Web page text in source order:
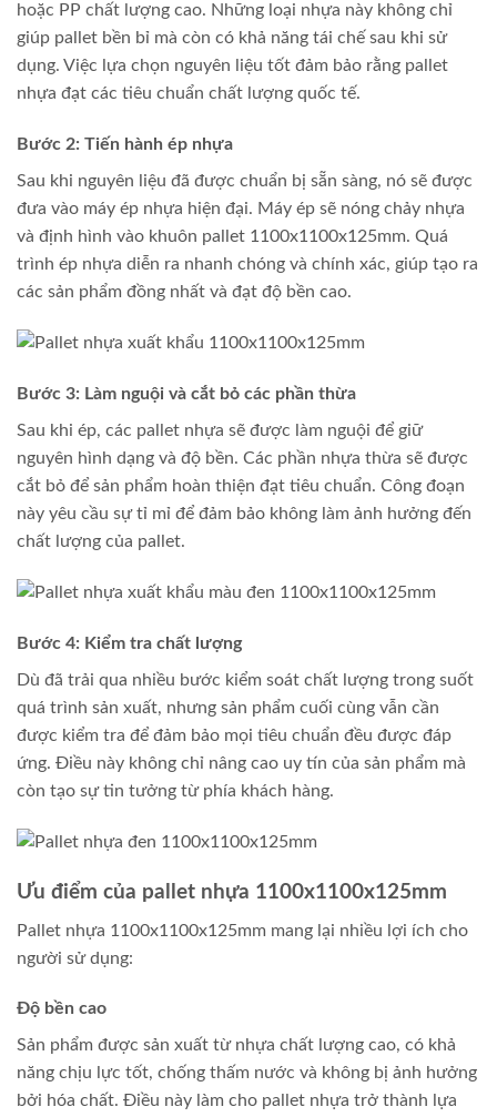
hoặc PP chất lượng cao. Những loại nhựa này không chỉ
giúp pallet bền bỉ mà còn có khả năng tái chế sau khi sử
dụng. Việc lựa chọn nguyên liệu tốt đảm bảo rằng pallet
nhựa đạt các tiêu chuẩn chất lượng quốc tế.
Bước 2: Tiến hành ép nhựa
Sau khi nguyên liệu đã được chuẩn bị sẵn sàng, nó sẽ được
đưa vào máy ép nhựa hiện đại. Máy ép sẽ nóng chảy nhựa
và định hình vào khuôn pallet 1100x1100x125mm. Quá
trình ép nhựa diễn ra nhanh chóng và chính xác, giúp tạo ra
các sản phẩm đồng nhất và đạt độ bền cao.
Bước 3: Làm nguội và cắt bỏ các phần thừa
Sau khi ép, các pallet nhựa sẽ được làm nguội để giữ
nguyên hình dạng và độ bền. Các phần nhựa thừa sẽ được
cắt bỏ để sản phẩm hoàn thiện đạt tiêu chuẩn. Công đoạn
này yêu cầu sự tỉ mỉ để đảm bảo không làm ảnh hưởng đến
chất lượng của pallet.
Bước 4: Kiểm tra chất lượng
Dù đã trải qua nhiều bước kiểm soát chất lượng trong suốt
quá trình sản xuất, nhưng sản phẩm cuối cùng vẫn cần
được kiểm tra để đảm bảo mọi tiêu chuẩn đều được đáp
ứng. Điều này không chỉ nâng cao uy tín của sản phẩm mà
còn tạo sự tin tưởng từ phía khách hàng.
Ưu điểm của pallet nhựa 1100x1100x125mm
Pallet nhựa 1100x1100x125mm mang lại nhiều lợi ích cho
người sử dụng:
Độ bền cao
Sản phẩm được sản xuất từ nhựa chất lượng cao, có khả
năng chịu lực tốt, chống thấm nước và không bị ảnh hưởng
bởi hóa chất. Điều này làm cho pallet nhựa trở thành lựa